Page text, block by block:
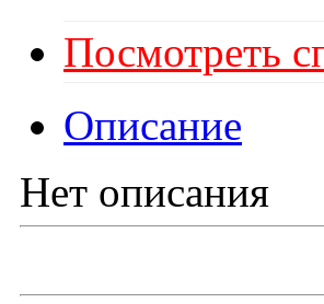
Посмотреть
Описание
Нет описания